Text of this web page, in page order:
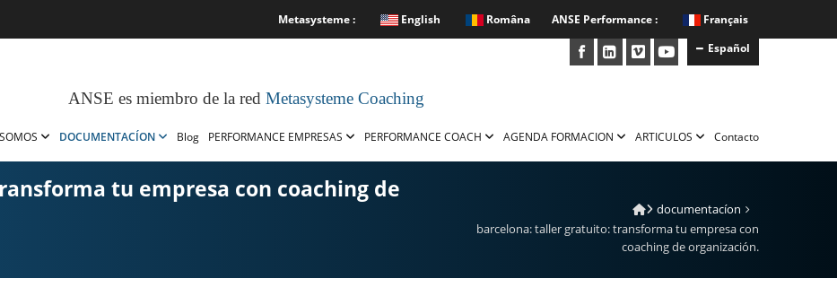
ANSE Performance : Français
Metasysteme : English
Româna
Español
ANSE es miembro de la red Metasysteme Coaching
DOCUMENTACÍON Blog PERFORMANCE EMPRESAS PERFORMANCE COACH AGENDA FORMACION ARTICULOS Contacto
tu empresa con coaching de
documentacíon
barcelona: taller gratuito: transforma tu empresa con
coaching de organización.